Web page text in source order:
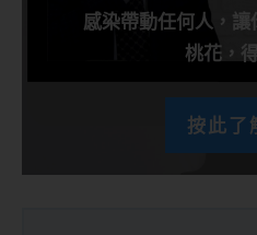
感染帶動任何人，
桃花，
按此了